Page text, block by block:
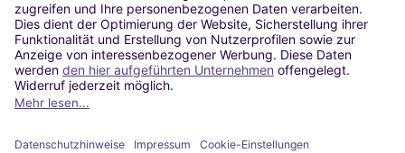
Service
Shop Service
Informationen